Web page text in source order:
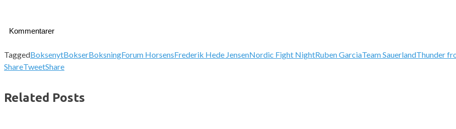
Kommentarer
TaggedBoksenytBokserBoksningForum HorsensFrederik Hede JensenNordic Fight NightRuben GarciaTeam SauerlandThunder
ShareTweetShare
Related Posts